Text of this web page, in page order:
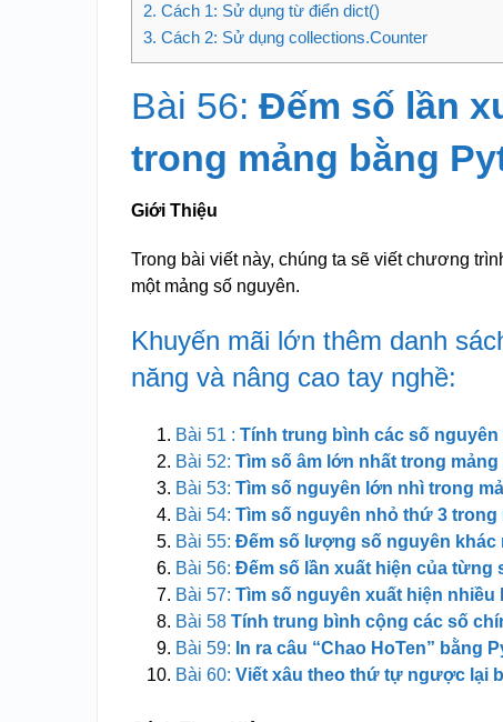
2. Cách 1: Sử dụng từ điển dict()
3. Cách 2: Sử dụng collections.Counter
Bài 56: Đếm số lần
trong mảng bằng
Giới Thiệu
Trong bài viết này, chúng ta sẽ viết chương
một mảng số nguyên.
Khuyến mãi lớn thêm danh
năng và nâng cao tay nghề:
Bài 51 : Tính trung bình các số
Bài 52: Tìm số âm lớn nhất trong
Bài 53: Tìm số nguyên lớn nhì trong
Bài 54: Tìm số nguyên nhỏ thứ 3 trong
Bài 55: Đếm số lượng số nguyên khác
Bài 56: Đếm số lần xuất hiện của từng
Bài 57: Tìm số nguyên xuất hiện
Bài 58 Tính trung bình cộng các số
Bài 59: In ra câu “Chao HoTen” bằng
Bài 60: Viết xâu theo thứ tự ngược lại